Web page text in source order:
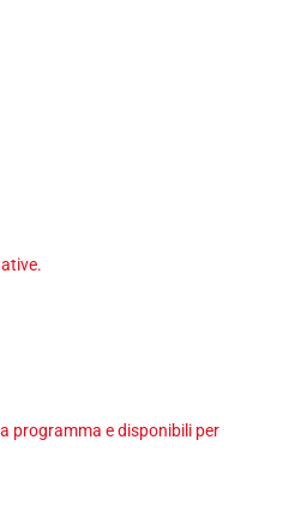
programma e disponibili per